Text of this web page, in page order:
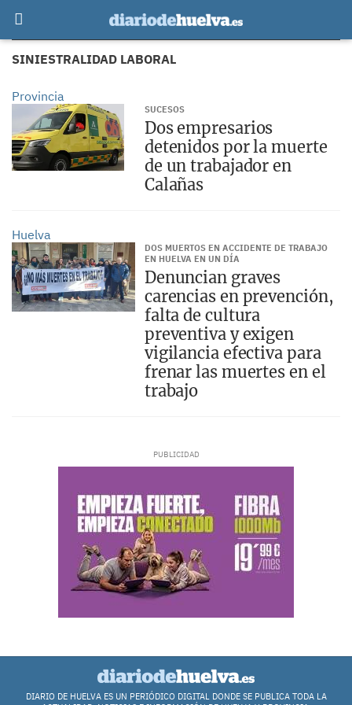
SINIESTRALIDAD LABORAL
Provincia
SUCESOS
Dos empresarios
detenidos por la muerte
de un trabajador en
Calañas
Huelva
DOS MUERTOS EN ACCIDENTE DE TRABAJO
EN HUELVA EN UN DÍA
Denuncian graves
carencias en prevención,
falta de cultura
preventiva y exigen
vigilancia efectiva para
frenar las muertes en el
trabajo
DIARIO DE HUELVA ES UN PERIÓDICO DIGITAL DONDE SE PUBLICA TODA LA